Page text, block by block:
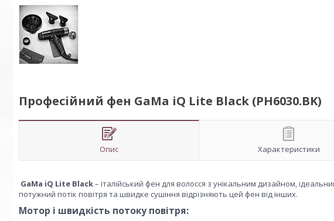
Професійний фен GaMa iQ Lite Black (PH6030.BK)
Опис Характеристики
GaMa iQ Lite Black– італійський фен для волосся з унікальним дизайном,
потужний потік повітря та швидке сушіння відрізняють цей фен від інших.
Мотор і швидкість потоку повітря: